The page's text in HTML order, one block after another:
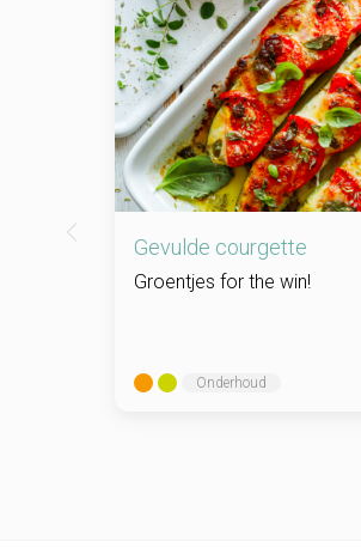
Gevulde courgette
Groentjes for the win!
Onderhoud